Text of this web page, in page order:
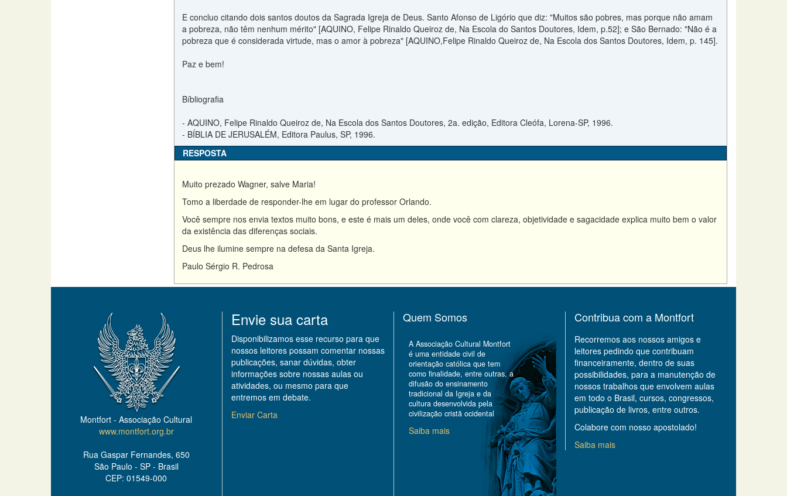
E concluo citando dois santos doutos da Sagrada Igreja de Deus. Santo Afonso de Ligório que diz: "Muitos são pobres, mas porque não amam
a pobreza, não têm nenhum mérito" [AQUINO, Felipe Rinaldo Queiroz de, Na Escola do Santos Doutores, Idem, p.52]; e São Bernado: "Não é a
pobreza que é considerada virtude, mas o amor à pobreza" [AQUINO,Felipe Rinaldo Queiroz de, Na Escola dos Santos Doutores, Idem, p. 145].
Paz e bem!
Bíbliografia
- AQUINO, Felipe Rinaldo Queiroz de, Na Escola dos Santos Doutores, 2a. edição, Editora Cleófa, Lorena-SP, 1996.
- BÍBLIA DE JERUSALÉM, Editora Paulus, SP, 1996.
RESPOSTA
Muito prezado Wagner, salve Maria!
Tomo a liberdade de responder-lhe em lugar do professor Orlando.
Você sempre nos envia textos muito bons, e este é mais um deles, onde você com clareza, objetividade e sagacidade explica muito bem o valor
da existência das diferenças sociais.
Deus lhe ilumine sempre na defesa da Santa Igreja.
Paulo Sérgio R. Pedrosa
Montfort - Associação Cultural
www.montfort.org.br
Rua Gaspar Fernandes, 650
São Paulo - SP - Brasil
CEP: 01549-000
Envie sua carta
Disponibilizamos esse recurso para que
nossos leitores possam comentar nossas
publicações, sanar dúvidas, obter
informações sobre nossas aulas ou
atividades, ou mesmo para que
entremos em debate.
Enviar Carta
Quem Somos
A Associação Cultural Montfort
é uma entidade civil de
orientação católica que tem
como finalidade, entre outras, a
difusão do ensinamento
tradicional da Igreja e da
cultura desenvolvida pela
civilização cristã ocidental
Saiba mais
Contribua com a Montfort
Recorremos aos nossos amigos e
leitores pedindo que contribuam
financeiramente, dentro de suas
possibilidades, para a manutenção de
nossos trabalhos que envolvem aulas
em todo o Brasil, cursos, congressos,
publicação de livros, entre outros.
Colabore com nosso apostolado!
Saiba mais